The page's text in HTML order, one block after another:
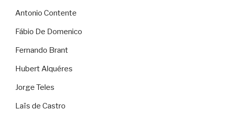
Antonio Contente
Fábio De Domenico
Fernando Brant
Hubert Alquéres
Jorge Teles
Laïs de Castro